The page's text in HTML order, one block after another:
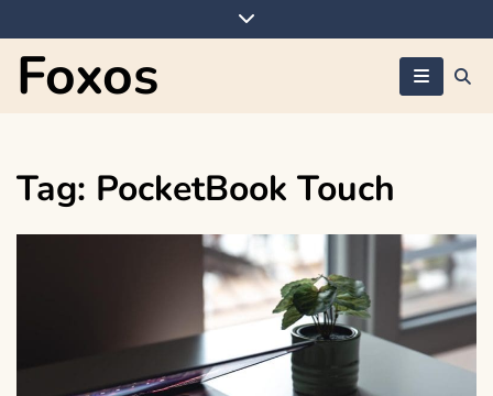
to
content
Foxos
Tag: PocketBook Touch